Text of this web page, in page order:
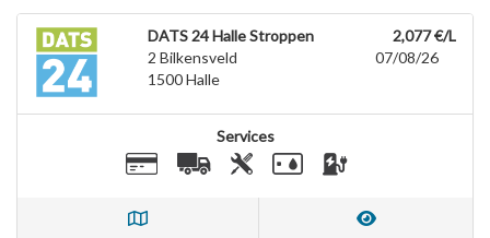
DATS 24 Halle Stroppen
2 Bilkensveld
1500Halle
2,077 €/L
07/08/26
Services